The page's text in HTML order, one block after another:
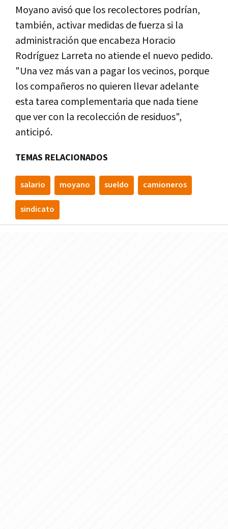
Moyano avisó que los recolectores podrían,
también, activar medidas de fuerza si la
administración que encabeza Horacio
Rodríguez Larreta no atiende el nuevo pedido.
"Una vez más van a pagar los vecinos, porque
los compañeros no quieren llevar adelante
esta tarea complementaria que nada tiene
que ver con la recolección de residuos",
anticipó.
TEMAS RELACIONADOS
salario moyano sueldo camioneros
sindicato